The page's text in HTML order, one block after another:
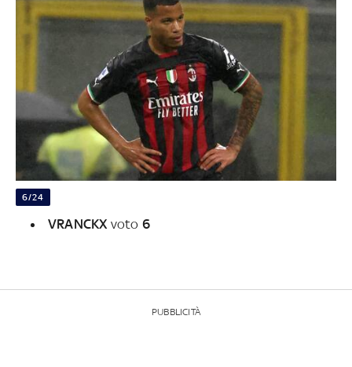
6/24
VRANCKX voto 6
PUBBLICITÀ